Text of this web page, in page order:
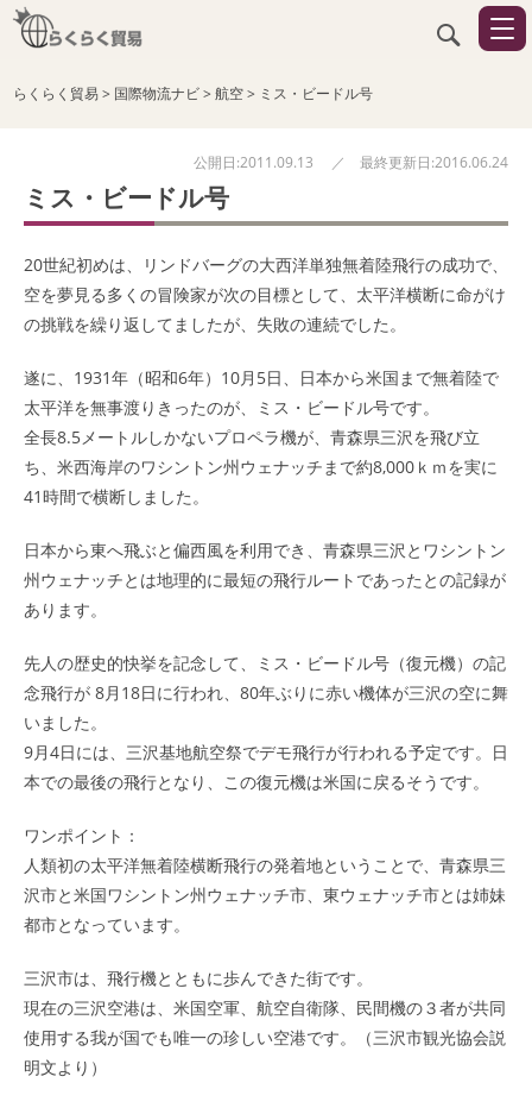
らくらく貿易> 国際物流ナビ>航空> ミス・ビードル号
公開日:2011.09.13 ／ 最終更新日:2016.06.24
ミス・ビードル号
20世紀初めは、リンドバーグの大西洋単独無着陸飛行の成功で、
空を夢見る多くの冒険家が次の目標として、太平洋横断に命がけ
の挑戦を繰り返してましたが、失敗の連続でした。
遂に、1931年（昭和6年）10月5日、日本から米国まで無着陸で
太平洋を無事渡りきったのが、ミス・ビードル号です。
全長8.5メートルしかないプロペラ機が、青森県三沢を飛び立
ち、米西海岸のワシントン州ウェナッチまで約8,000ｋｍを実に
41時間で横断しました。
日本から東へ飛ぶと偏西風を利用でき、青森県三沢とワシントン
州ウェナッチとは地理的に最短の飛行ルートであったとの記録が
あります。
先人の歴史的快挙を記念して、ミス・ビードル号（復元機）の記
念飛行が 8月18日に行われ、80年ぶりに赤い機体が三沢の空に舞
いました。
9月4日には、三沢基地航空祭でデモ飛行が行われる予定です。日
本での最後の飛行となり、この復元機は米国に戻るそうです。
ワンポイント：
人類初の太平洋無着陸横断飛行の発着地ということで、青森県三
沢市と米国ワシントン州ウェナッチ市、東ウェナッチ市とは姉妹
都市となっています。
三沢市は、飛行機とともに歩んできた街です。
現在の三沢空港は、米国空軍、航空自衛隊、民間機の３者が共同
使用する我が国でも唯一の珍しい空港です。（三沢市観光協会説
明文より）